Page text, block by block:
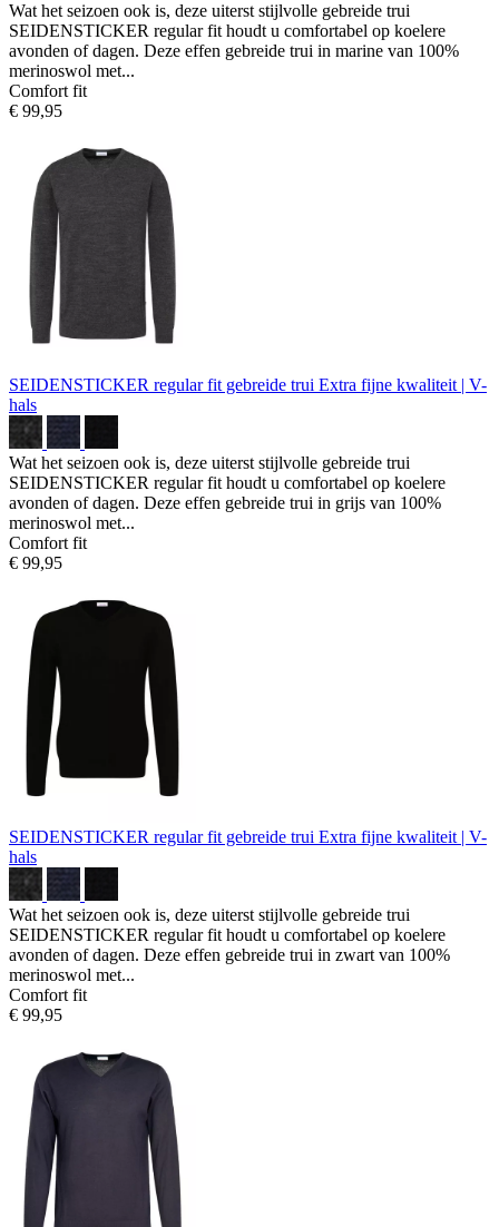
Wat het seizoen ook is, deze uiterst stijlvolle gebreide trui
SEIDENSTICKER regular fit houdt u comfortabel op koelere
avonden of dagen. Deze effen gebreide trui in marine van 100%
merinoswol met...
Comfort fit
€ 99,95
SEIDENSTICKER regular fit gebreide trui Extra fijne kwaliteit | V-
hals
Wat het seizoen ook is, deze uiterst stijlvolle gebreide trui
SEIDENSTICKER regular fit houdt u comfortabel op koelere
avonden of dagen. Deze effen gebreide trui in grijs van 100%
merinoswol met...
Comfort fit
€ 99,95
SEIDENSTICKER regular fit gebreide trui Extra fijne kwaliteit | V-
hals
Wat het seizoen ook is, deze uiterst stijlvolle gebreide trui
SEIDENSTICKER regular fit houdt u comfortabel op koelere
avonden of dagen. Deze effen gebreide trui in zwart van 100%
merinoswol met...
Comfort fit
€ 99,95